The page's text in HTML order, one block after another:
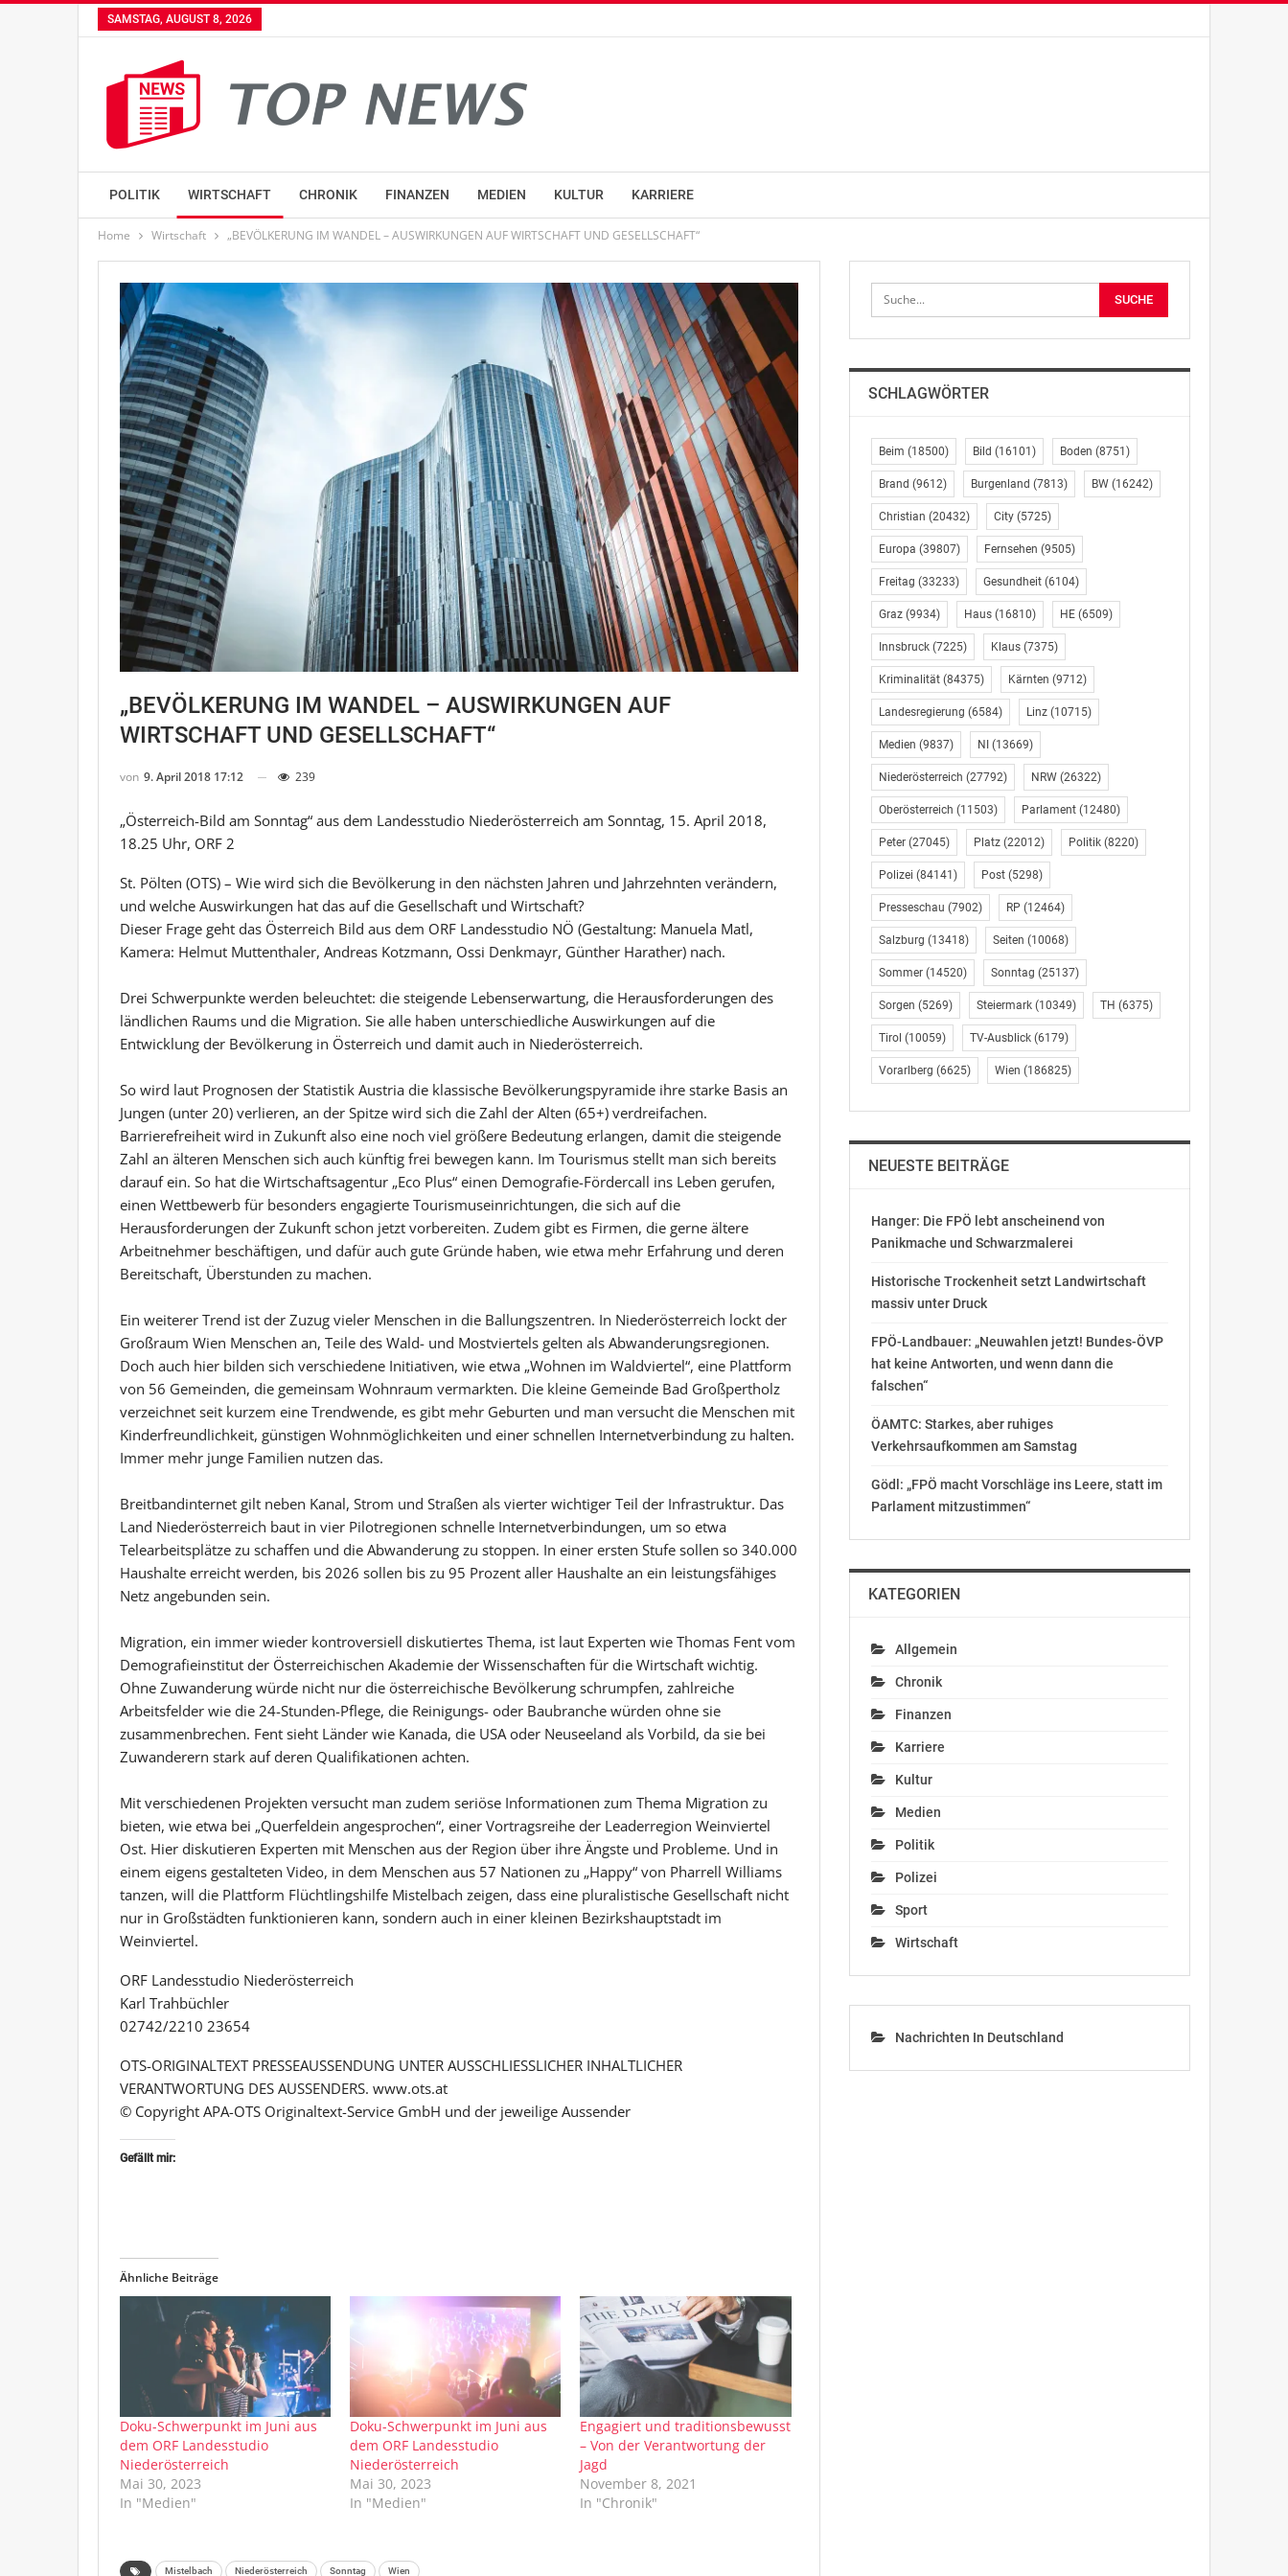
SAMSTAG, AUGUST 8, 2026
POLITIK WIRTSCHAFT CHRONIK FINANZEN MEDIEN KULTUR KARRIERE
Home Wirtschaft „BEVÖLKERUNG IM WANDEL – AUSWIRKUNGEN AUF WIRTSCHAFT UND GESELLSCHAFT“
„BEVÖLKERUNG IM WANDEL – AUSWIRKUNGEN AUF
WIRTSCHAFT UND GESELLSCHAFT“
von 9. April 2018 17:12 239
„Österreich-Bild am Sonntag“ aus dem Landesstudio Niederösterreich am Sonntag, 15. April 2018,
18.25 Uhr, ORF 2
St. Pölten (OTS) – Wie wird sich die Bevölkerung in den nächsten Jahren und Jahrzehnten verändern,
und welche Auswirkungen hat das auf die Gesellschaft und Wirtschaft?
Dieser Frage geht das Österreich Bild aus dem ORF Landesstudio NÖ (Gestaltung: Manuela Matl,
Kamera: Helmut Muttenthaler, Andreas Kotzmann, Ossi Denkmayr, Günther Harather) nach.
Drei Schwerpunkte werden beleuchtet: die steigende Lebenserwartung, die Herausforderungen des
ländlichen Raums und die Migration. Sie alle haben unterschiedliche Auswirkungen auf die
Entwicklung der Bevölkerung in Österreich und damit auch in Niederösterreich.
So wird laut Prognosen der Statistik Austria die klassische Bevölkerungspyramide ihre starke Basis an
Jungen (unter 20) verlieren, an der Spitze wird sich die Zahl der Alten (65+) verdreifachen.
Barrierefreiheit wird in Zukunft also eine noch viel größere Bedeutung erlangen, damit die steigende
Zahl an älteren Menschen sich auch künftig frei bewegen kann. Im Tourismus stellt man sich bereits
darauf ein. So hat die Wirtschaftsagentur „Eco Plus“ einen Demografie-Fördercall ins Leben gerufen,
einen Wettbewerb für besonders engagierte Tourismuseinrichtungen, die sich auf die
Herausforderungen der Zukunft schon jetzt vorbereiten. Zudem gibt es Firmen, die gerne ältere
Arbeitnehmer beschäftigen, und dafür auch gute Gründe haben, wie etwa mehr Erfahrung und deren
Bereitschaft, Überstunden zu machen.
Ein weiterer Trend ist der Zuzug vieler Menschen in die Ballungszentren. In Niederösterreich lockt der
Großraum Wien Menschen an, Teile des Wald- und Mostviertels gelten als Abwanderungsregionen.
Doch auch hier bilden sich verschiedene Initiativen, wie etwa „Wohnen im Waldviertel“, eine Plattform
von 56 Gemeinden, die gemeinsam Wohnraum vermarkten. Die kleine Gemeinde Bad Großpertholz
verzeichnet seit kurzem eine Trendwende, es gibt mehr Geburten und man versucht die Menschen mit
Kinderfreundlichkeit, günstigen Wohnmöglichkeiten und einer schnellen Internetverbindung zu halten.
Immer mehr junge Familien nutzen das.
Breitbandinternet gilt neben Kanal, Strom und Straßen als vierter wichtiger Teil der Infrastruktur. Das
Land Niederösterreich baut in vier Pilotregionen schnelle Internetverbindungen, um so etwa
Telearbeitsplätze zu schaffen und die Abwanderung zu stoppen. In einer ersten Stufe sollen so 340.000
Haushalte erreicht werden, bis 2026 sollen bis zu 95 Prozent aller Haushalte an ein leistungsfähiges
Netz angebunden sein.
Migration, ein immer wieder kontroversiell diskutiertes Thema, ist laut Experten wie Thomas Fent vom
Demografieinstitut der Österreichischen Akademie der Wissenschaften für die Wirtschaft wichtig.
Ohne Zuwanderung würde nicht nur die österreichische Bevölkerung schrumpfen, zahlreiche
Arbeitsfelder wie die 24-Stunden-Pflege, die Reinigungs- oder Baubranche würden ohne sie
zusammenbrechen. Fent sieht Länder wie Kanada, die USA oder Neuseeland als Vorbild, da sie bei
Zuwanderern stark auf deren Qualifikationen achten.
Mit verschiedenen Projekten versucht man zudem seriöse Informationen zum Thema Migration zu
bieten, wie etwa bei „Querfeldein angesprochen“, einer Vortragsreihe der Leaderregion Weinviertel
Ost. Hier diskutieren Experten mit Menschen aus der Region über ihre Ängste und Probleme. Und in
einem eigens gestalteten Video, in dem Menschen aus 57 Nationen zu „Happy“ von Pharrell Williams
tanzen, will die Plattform Flüchtlingshilfe Mistelbach zeigen, dass eine pluralistische Gesellschaft nicht
nur in Großstädten funktionieren kann, sondern auch in einer kleinen Bezirkshauptstadt im
Weinviertel.
ORF Landesstudio Niederösterreich
Karl Trahbüchler
02742/2210 23654
OTS-ORIGINALTEXT PRESSEAUSSENDUNG UNTER AUSSCHLIESSLICHER INHALTLICHER
VERANTWORTUNG DES AUSSENDERS. www.ots.at
© Copyright APA-OTS Originaltext-Service GmbH und der jeweilige Aussender
Gefällt mir:
Ähnliche Beiträge
Doku-Schwerpunkt im Juni aus
dem ORF Landesstudio
Niederösterreich
Mai 30, 2023
In "Medien"
Doku-Schwerpunkt im Juni aus
dem ORF Landesstudio
Niederösterreich
Mai 30, 2023
In "Medien"
Engagiert und traditionsbewusst
– Von der Verantwortung der
Jagd
November 8, 2021
In "Chronik"
Mistelbach Niederösterreich Sonntag Wien
SCHLAGWÖRTER
Beim (18500) Bild (16101) Boden (8751)
Brand (9612) Burgenland (7813) BW(16242)
Christian (20432) City(5725)
Europa (39807) Fernsehen (9505)
Freitag (33233) Gesundheit(6104)
Graz(9934) Haus(16810) HE(6509)
Innsbruck(7225) Klaus(7375)
Kriminalität(84375) Kärnten (9712)
Landesregierung (6584) Linz(10715)
Medien (9837) NI (13669)
Niederösterreich (27792) NRW(26322)
Oberösterreich (11503) Parlament(12480)
Peter(27045) Platz(22012) Politik(8220)
Polizei (84141) Post(5298)
Presseschau (7902) RP (12464)
Salzburg (13418) Seiten (10068)
Sommer(14520) Sonntag (25137)
Sorgen (5269) Steiermark(10349) TH (6375)
Tirol (10059) TV-Ausblick(6179)
Vorarlberg (6625) Wien (186825)
NEUESTE BEITRÄGE
Hanger: Die FPÖ lebt anscheinend von
Panikmache und Schwarzmalerei
Historische Trockenheit setzt Landwirtschaft
massiv unter Druck
FPÖ-Landbauer: „Neuwahlen jetzt! Bundes-ÖVP
hat keine Antworten, und wenn dann die
falschen“
ÖAMTC: Starkes, aber ruhiges
Verkehrsaufkommen am Samstag
Gödl: „FPÖ macht Vorschläge ins Leere, statt im
Parlament mitzustimmen“
KATEGORIEN
Allgemein
Chronik
Finanzen
Karriere
Kultur
Medien
Politik
Polizei
Sport
Wirtschaft
Nachrichten In Deutschland